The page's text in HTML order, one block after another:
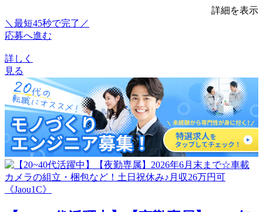
詳細を表示
＼最短45秒で完了／
応募へ進む
詳しく
見る